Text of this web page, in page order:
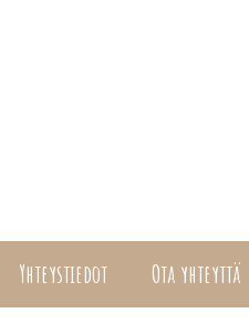
Yhteystiedot Ota yhteyttä